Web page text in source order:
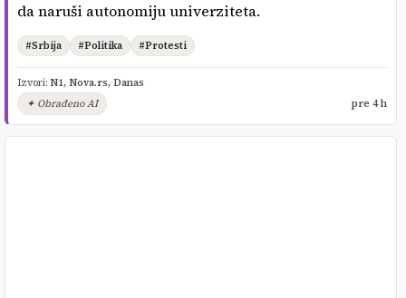
da naruši autonomiju univerziteta.
#Srbija #Politika #Protesti
Izvori: N1, Nova.rs, Danas
✦ Obrađeno AI
pre 4 h